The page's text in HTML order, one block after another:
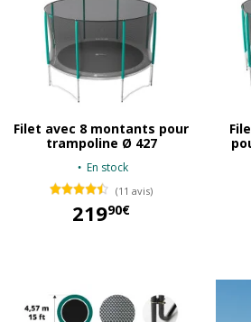
Filet avec 8 montants pour
trampoline Ø 427
En stock
(11 avis)
21990€